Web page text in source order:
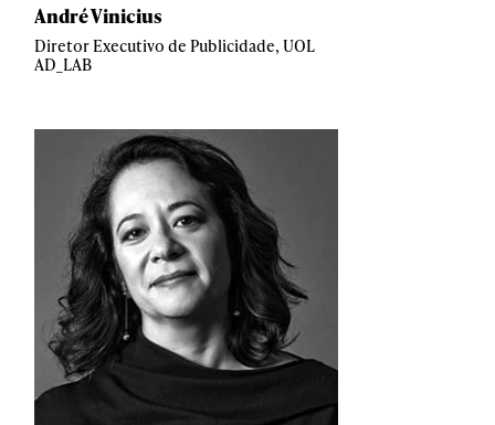
André Vinicius
Diretor Executivo de Publicidade, UOL
AD_LAB